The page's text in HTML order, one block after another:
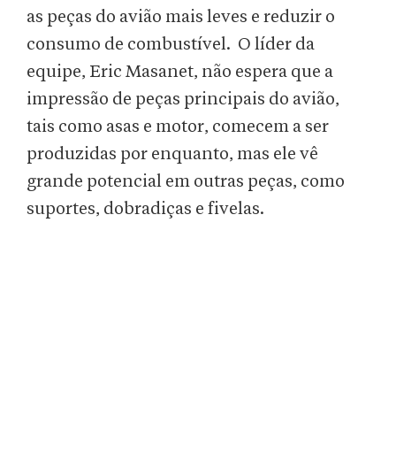
as peças do avião mais leves e reduzir o
consumo de combustível. O líder da
equipe, Eric Masanet, não espera que a
impressão de peças principais do avião,
tais como asas e motor, comecem a ser
produzidas por enquanto, mas ele vê
grande potencial em outras peças, como
suportes, dobradiças e fivelas.